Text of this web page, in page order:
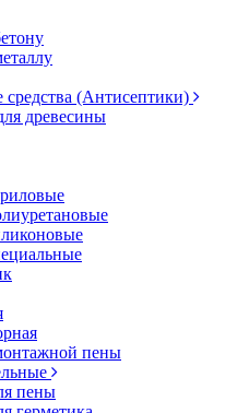
(Антисептики)
древесины
пены
пены